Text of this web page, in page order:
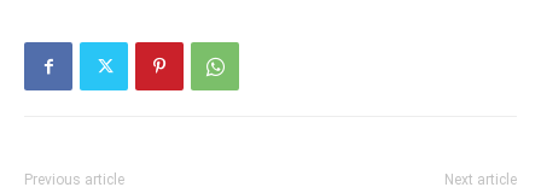
Previous article Next article